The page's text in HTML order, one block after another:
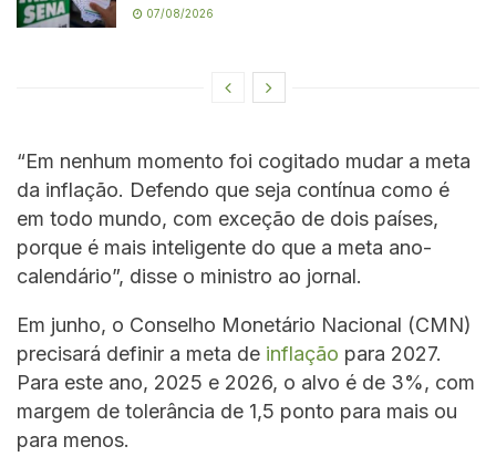
07/08/2026
“Em nenhum momento foi cogitado mudar a meta
da inflação. Defendo que seja contínua como é
em todo mundo, com exceção de dois países,
porque é mais inteligente do que a meta ano-
calendário”, disse o ministro ao jornal.
Em junho, o Conselho Monetário Nacional (CMN)
precisará definir a meta de inflação para 2027.
Para este ano, 2025 e 2026, o alvo é de 3%, com
margem de tolerância de 1,5 ponto para mais ou
para menos.